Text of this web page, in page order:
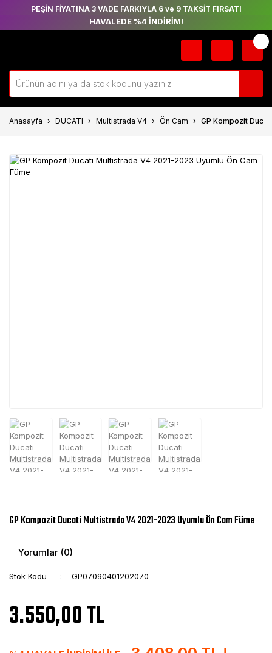
PEŞİN FİYATINA 3 VADE FARKIYLA 6 ve 9 TAKSİT FIRSATI
HAVALEDE %4 İNDİRİM!
Anasayfa DUCATI Multistrada V4 Ön Cam GP Kompozit
GP Kompozit Ducati Multistrada V4 2021-2023 Uyumlu Ön Cam Füme
Yorumlar (0)
Stok Kodu GP07090401202070
3.550,00 TL